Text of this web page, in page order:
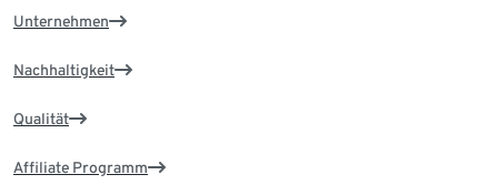
Unternehmen
Nachhaltigkeit
Qualität
Affiliate Programm